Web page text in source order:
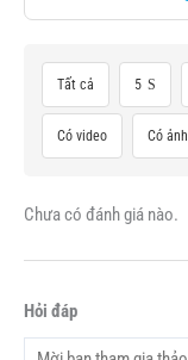
Tất cả 5
Có video Có ảnh
Chưa có đánh giá nào.
Hỏi đáp